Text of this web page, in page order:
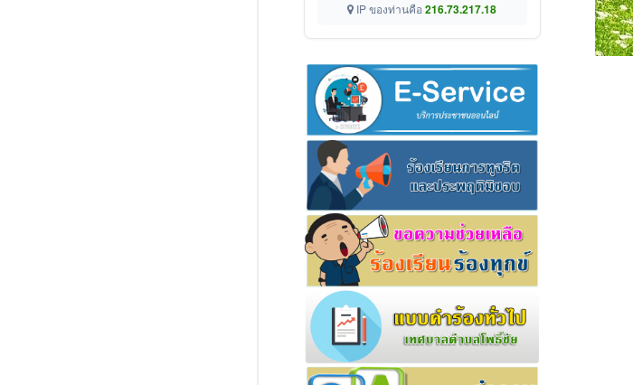
IP ของท่านคือ216.73.217.18